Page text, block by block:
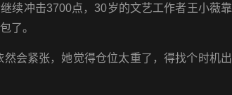
续冲击3700点，30岁的文艺工作者王小薇靠
了。
会紧张，她觉得仓位太重了，得找个时机出